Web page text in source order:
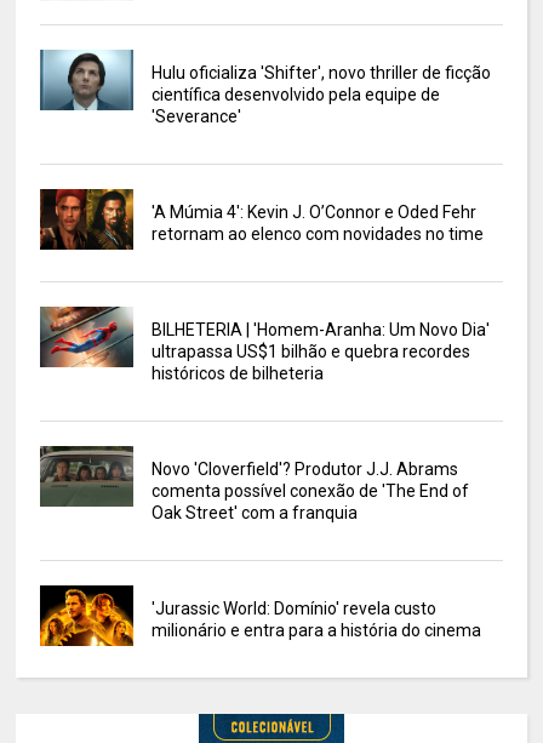
Hulu oficializa 'Shifter', novo thriller de ficção
científica desenvolvido pela equipe de
'Severance'
'A Múmia 4': Kevin J. O’Connor e Oded Fehr
retornam ao elenco com novidades no time
BILHETERIA | 'Homem-Aranha: Um Novo Dia'
ultrapassa US$1 bilhão e quebra recordes
históricos de bilheteria
Novo 'Cloverfield'? Produtor J.J. Abrams
comenta possível conexão de 'The End of
Oak Street' com a franquia
'Jurassic World: Domínio' revela custo
milionário e entra para a história do cinema